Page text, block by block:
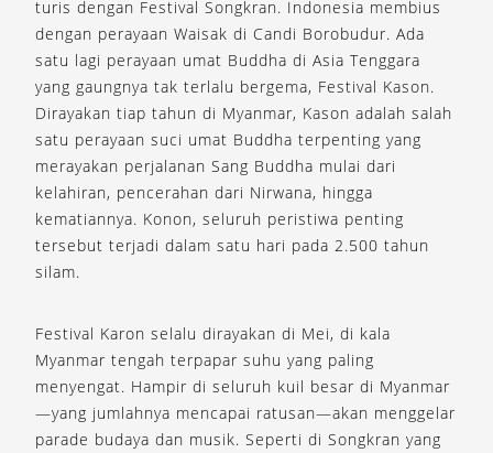
turis dengan Festival Songkran. Indonesia membius
dengan perayaan Waisak di Candi Borobudur. Ada
satu lagi perayaan umat Buddha di Asia Tenggara
yang gaungnya tak terlalu bergema, Festival Kason.
Dirayakan tiap tahun di Myanmar, Kason adalah salah
satu perayaan suci umat Buddha terpenting yang
merayakan perjalanan Sang Buddha mulai dari
kelahiran, pencerahan dari Nirwana, hingga
kematiannya. Konon, seluruh peristiwa penting
tersebut terjadi dalam satu hari pada 2.500 tahun
silam.
Festival Karon selalu dirayakan di Mei, di kala
Myanmar tengah terpapar suhu yang paling
menyengat. Hampir di seluruh kuil besar di Myanmar
—yang jumlahnya mencapai ratusan—akan menggelar
parade budaya dan musik. Seperti di Songkran yang